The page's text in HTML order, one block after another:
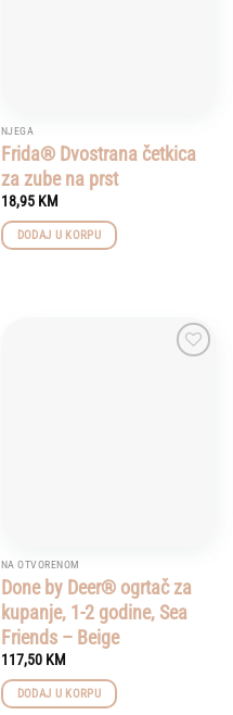
NJEGA
Frida® Dvostrana četkica
za zube na prst
18,95 KM
DODAJ U KORPU
NA OTVORENOM
Done by Deer® ogrtač za
kupanje, 1-2 godine, Sea
Friends – Beige
117,50 KM
DODAJ U KORPU